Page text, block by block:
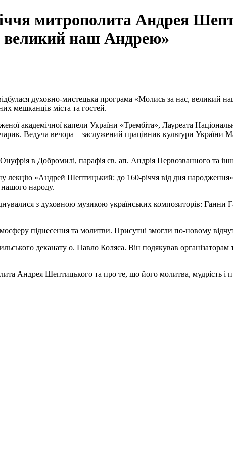
митрополита Андрея
великий наш Андрею»
духовно-мистецька програма «Молись за нас, великий
мешканців міста та гостей.
академічної капели України «Трембіта», Лауреата
Ведуча вечора – заслужений працівник культури України
в Добромилі, парафія св. ап. Андрія Первозванного та
лекцію «Андрей Шептицький: до 160-річчя від дня
нашого народу.
з духовною музикою українських композиторів:
піднесення та молитви. Присутні змогли по-новому
деканату о. Павло Коляса. Він подякував
Андрея Шептицького та про те, що його молитва, мудрість і